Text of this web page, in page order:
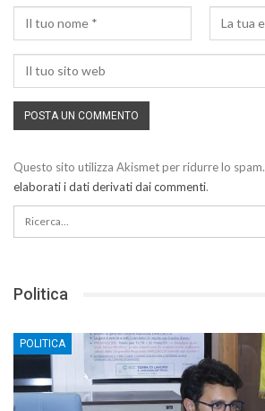
Questo sito utilizza Akismet per ridurre lo spam.
elaborati i dati derivati dai commenti.
Politica
POLITICA